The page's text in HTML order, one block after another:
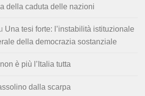
della caduta delle nazioni
Una tesi forte: l’instabilità istituzionale
della democrazia sostanziale
è più l’Italia tutta
dalla scarpa